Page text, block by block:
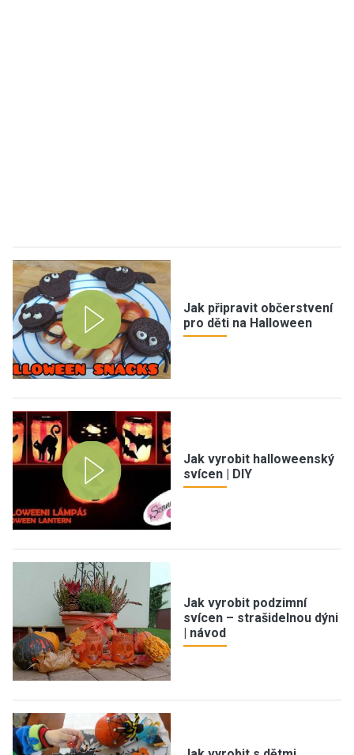
Jak připravit občerstvení
pro děti na Halloween
Jak vyrobit halloweenský
svícen | DIY
Jak vyrobit podzimní
svícen – strašidelnou dýni
| návod